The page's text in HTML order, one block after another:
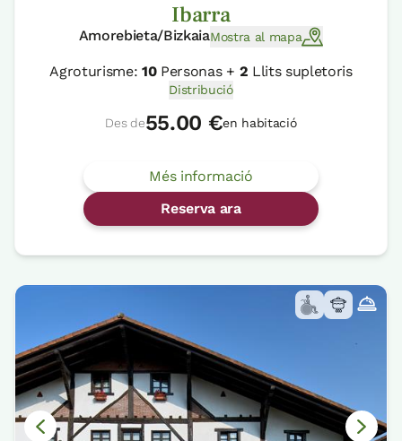
Ibarra
Amorebieta/BizkaiaMostra al mapa
Agroturisme:10Personas + 2 Llits supletoris
Distribució
Des de55.00 €en habitació
Més informació
Reserva ara